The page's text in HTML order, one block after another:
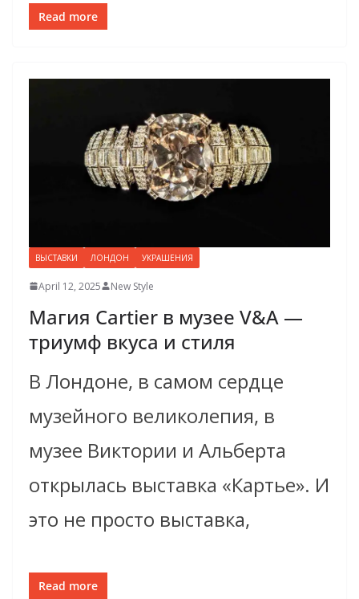
Read more
ВЫСТАВКИ ЛОНДОН УКРАШЕНИЯ
April 12, 2025 New Style
Магия Cartier в музее V&A —
триумф вкуса и стиля
В Лондоне, в самом сердце
музейного великолепия, в
музее Виктории и Альберта
открылась выставка «Картье». И
это не просто выставка,
Read more